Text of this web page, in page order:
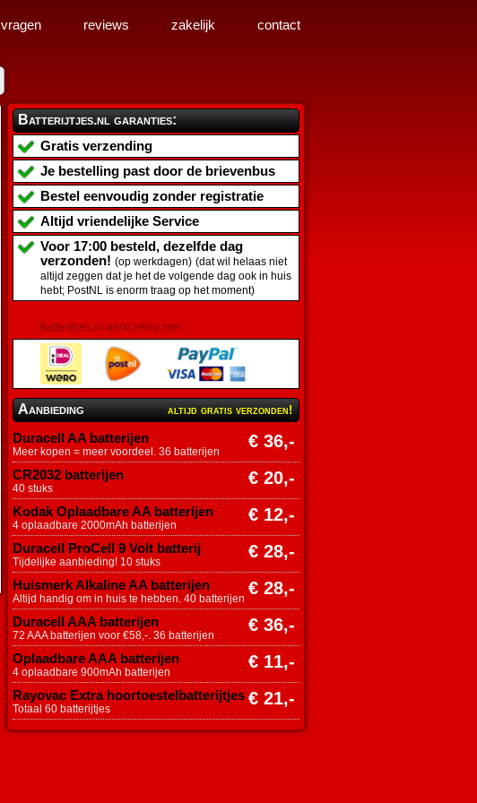
Batterijtjes.nl garanties:
Gratis verzending
Je bestelling past door de brievenbus
Bestel eenvoudig zonder registratie
Altijd vriendelijke Service
Voor 17:00 besteld, dezelfde dag
verzonden! (op werkdagen) (dat wil helaas niet
altijd zeggen dat je het de volgende dag ook in huis
hebt; PostNL is enorm traag op het moment)
Batterijtjes.nl werkt veilig met:
Aanbieding altijd gratis verzonden!
Duracell AA batterijen € 36,-
Meer kopen = meer voordeel. 36 batterijen
CR2032 batterijen € 20,-
40 stuks
Kodak Oplaadbare AA batterijen € 12,-
4 oplaadbare 2000mAh batterijen
Duracell ProCell 9 Volt batterij € 28,-
Tijdelijke aanbieding! 10 stuks
Huismerk Alkaline AA batterijen € 28,-
Altijd handig om in huis te hebben. 40 batterijen
Duracell AAA batterijen € 36,-
72 AAA batterijen voor €58,-. 36 batterijen
Oplaadbare AAA batterijen € 11,-
4 oplaadbare 900mAh batterijen
Rayovac Extra hoortoestelbatterijtjes € 21,-
Totaal 60 batterijtjes
vragen reviews zakelijk contact